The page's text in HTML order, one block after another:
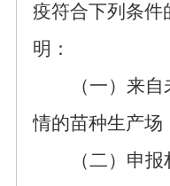
疫符合下列条件
明：
（一）来
情的苗种生产场
（二）申